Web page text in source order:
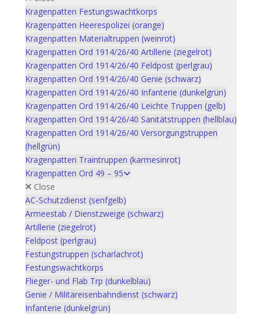
Kragenpatten Festungswachtkorps
Kragenpatten Heerespolizei (orange)
Kragenpatten Materialtruppen (weinrot)
Kragenpatten Ord 1914/26/40 Artillerie (ziegelrot)
Kragenpatten Ord 1914/26/40 Feldpost (perlgrau)
Kragenpatten Ord 1914/26/40 Genie (schwarz)
Kragenpatten Ord 1914/26/40 Infanterie (dunkelgrün)
Kragenpatten Ord 1914/26/40 Leichte Truppen (gelb)
Kragenpatten Ord 1914/26/40 Sanitätstruppen (hellblau)
Kragenpatten Ord 1914/26/40 Versorgungstruppen
(hellgrün)
Kragenpatten Traintruppen (karmesinrot)
Kragenpatten Ord 49 – 95
Close
AC-Schutzdienst (senfgelb)
Armeestab / Dienstzweige (schwarz)
Artillerie (ziegelrot)
Feldpost (perlgrau)
Festungstruppen (scharlachrot)
Festungswachtkorps
Flieger- und Flab Trp (dunkelblau)
Genie / Militäreisenbahndienst (schwarz)
Infanterie (dunkelgrün)